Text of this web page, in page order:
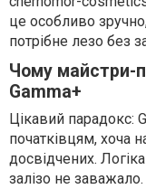
це особливо
потрібне лезо без
Чому майстри-
Gamma+
Цікавий парадокс:
початківцям, хоча
досвідчених.
залізо не